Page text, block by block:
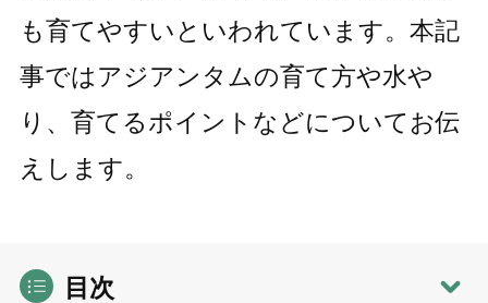
も育てやすいといわれています。本記
事ではアジアンタムの育て方や水や
り、育てるポイントなどについてお伝
えします。
目次